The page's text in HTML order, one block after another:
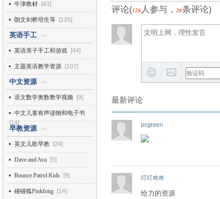
牛津教材 [43]
朗文剑桥培生等 [135]
英语手工 >>
英语亲子手工和游戏 [44]
主题英语教学资源 [107]
中文资源 >>
语文数学奥数教学视频 [9]
中文儿童有声读物和电子书
[14]
早教资源 >>
英文儿歌早教 [24]
Dave and Ava [5]
Bounce Patrol Kids [9]
碰碰狐Pinkfong [14]
评论(126人参与，26条评论)
最新评论
pcgreen
叮叮咚咚
给力的资源